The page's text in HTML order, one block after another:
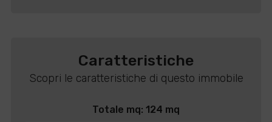
Caratteristiche
Scopri le caratteristiche di questo immobile
Totale mq: 124 mq